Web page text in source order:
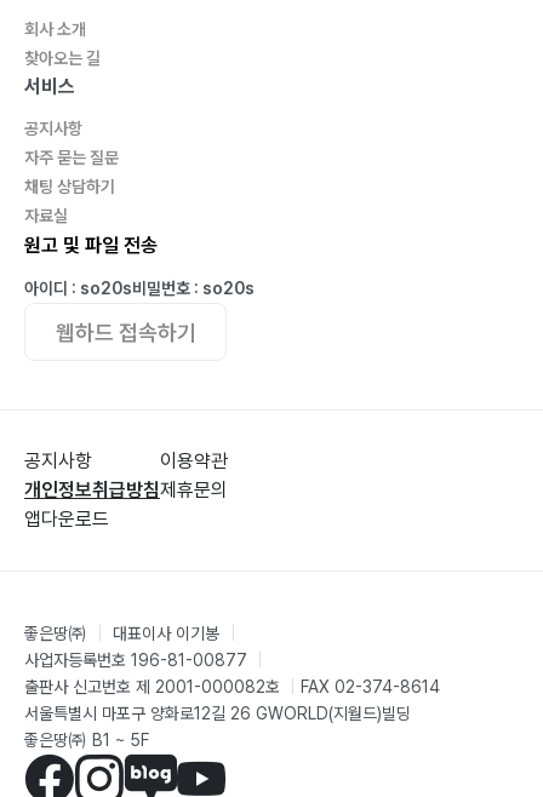
인생 뭐 별것 있나!150
팔 일 오전, 15코스 원부춘-가탄 구간
세상천지 나뿐이고156
팔 일 오후, 16코스 가탄-송정 구간
그가 걷던 길을 나도172
구 일 오전, 18코스 송정-오미 구간
지옥 불길에 언니가193
십 일 온종일, 20코스 방광-산동 구간
나오기 이게 끝인가?220
회사 소개
찾아오는 길
서비스
공지사항
자주 묻는 질문
채팅 상담하기
자료실
원고 및 파일 전송
아이디 : so20s비밀번호 : so20s
웹하드 접속하기
공지사항
개인정보취급방침
앱다운로드
이용약관
제휴문의
좋은땅㈜ 대표이사 이기봉
사업자등록번호 196-81-00877
출판사 신고번호 제 2001-000082호
FAX 02-374-8614
서울특별시 마포구 양화로12길 26 GWORLD(지월드)빌딩
좋은땅㈜ B1 ~ 5F